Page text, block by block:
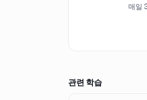
매일
관련 학습